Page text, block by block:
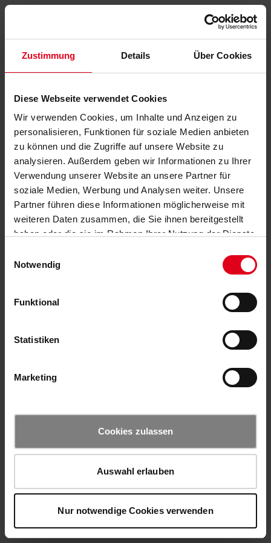
Zustimmung Details Über Cookies
Diese Webseite verwendet Cookies
Wir verwenden Cookies, um Inhalte und Anzeigen zu
personalisieren, Funktionen für soziale Medien anbieten
zu können und die Zugriffe auf unsere Website zu
analysieren. Außerdem geben wir Informationen zu Ihrer
Verwendung unserer Website an unsere Partner für
soziale Medien, Werbung und Analysen weiter. Unsere
Partner führen diese Informationen möglicherweise mit
weiteren Daten zusammen, die Sie ihnen bereitgestellt
haben oder die sie im Rahmen Ihrer Nutzung der Dienste
Notwendig
Funktional
Statistiken
Marketing
Cookies zulassen
Auswahl erlauben
Nur notwendige Cookies verwenden